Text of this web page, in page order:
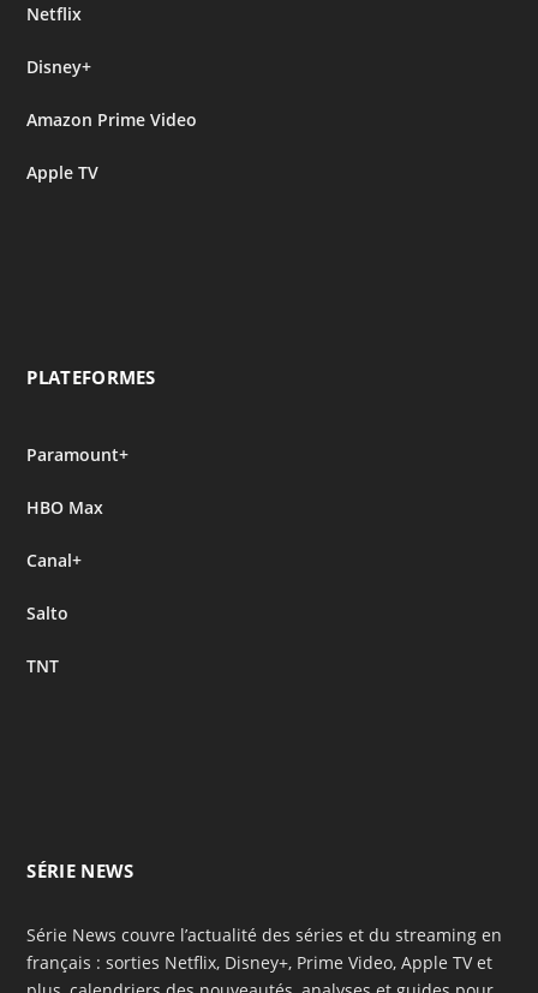
Netflix
Disney+
Amazon Prime Video
Apple TV
PLATEFORMES
Paramount+
HBO Max
Canal+
Salto
TNT
SÉRIE NEWS
Série News couvre l’actualité des séries et du streaming en
français : sorties Netflix, Disney+, Prime Video, Apple TV et